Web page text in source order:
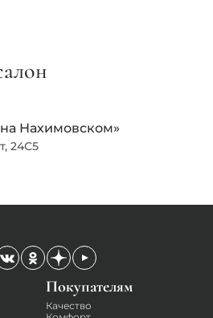
Нахимовском»
24С5
Покупателям
Качество